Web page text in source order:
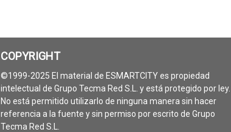
COPYRIGHT
©1999-2025 El material de ESMARTCITY es propiedad
intelectual de Grupo Tecma Red S.L. y está protegido por ley.
No está permitido utilizarlo de ninguna manera sin hacer
referencia a la fuente y sin permiso por escrito de Grupo
Tecma Red S.L.